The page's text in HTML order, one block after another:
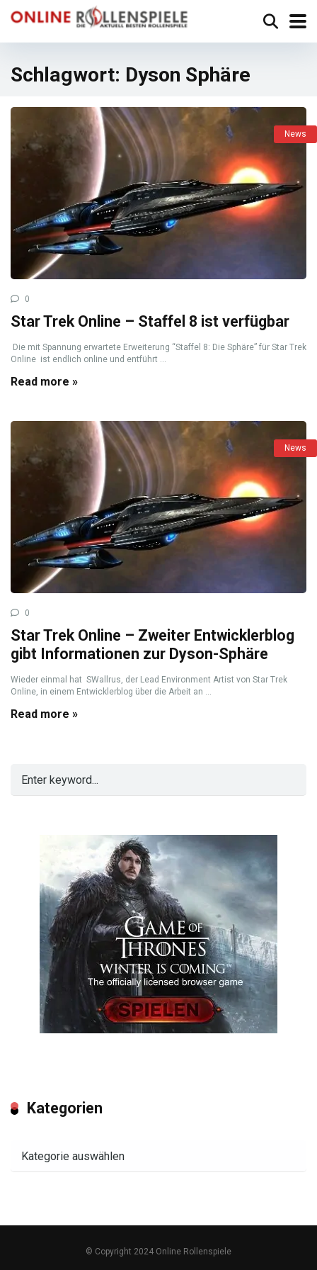
Schlagwort: Dyson Sphäre
News
0
Star Trek Online – Staffel 8 ist verfügbar
Die mit Spannung erwartete Erweiterung “Staffel 8: Die Sphäre” für Star Trek
Online ist endlich online und entführt ...
Read more »
News
0
Star Trek Online – Zweiter Entwicklerblog
gibt Informationen zur Dyson-Sphäre
Wieder einmal hat SWallrus, der Lead Environment Artist von Star Trek
Online, in einem Entwicklerblog über die Arbeit an ...
Read more »
Kategorien
© Copyright 2024 Online Rollenspiele